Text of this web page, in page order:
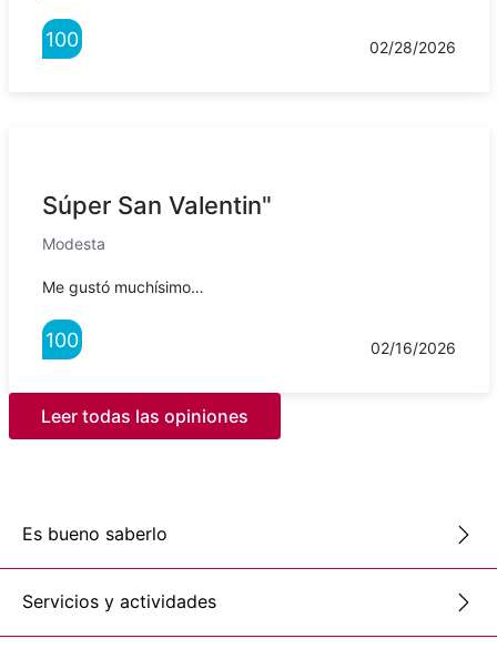
100 02/28/2026
Súper San Valentin"
Modesta
Me gustó muchísimo…
100 02/16/2026
Leer todas las opiniones
Es bueno saberlo
Servicios y actividades